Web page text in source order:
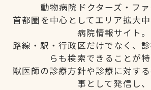
動物病院ドクターズ・ファ
首都圏を中心としてエリア拡大
病院情報サイト。
路線・駅・行政区だけでなく、
らも検索できることが特
獣医師の診療方針や診療に対す
事として発信し、